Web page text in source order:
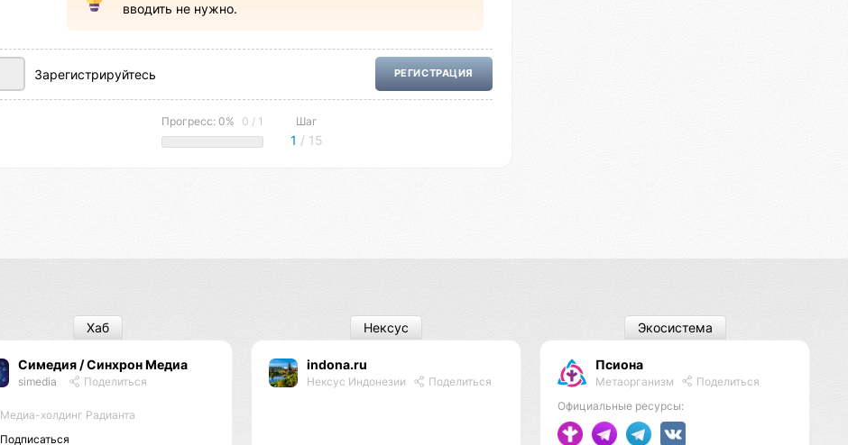
вводить не нужно.
Зарегистрируйтесь РЕГИСТРАЦИЯ
Прогресс: 0% 0 / 1 Шаг
1 / 15
Симедия / Синхрон Медиа
simedia Поделиться
Медиа-холдинг Радианта
Подписаться
Хаб
indona.ru
Нексус Индонезии Поделиться
Нексус
Псиона
Метаорганизм
Поделиться
Официальные ресурсы:
Экосистема